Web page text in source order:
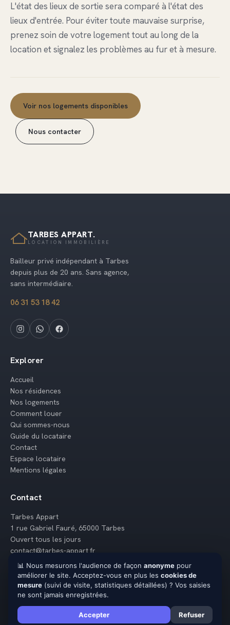
L'état des lieux de sortie sera comparé à l'état des
lieux d'entrée. Pour éviter toute mauvaise surprise,
prenez soin de votre logement tout au long de la
location et signalez les problèmes au fur et à mesure.
Voir nos logements disponibles
Nous contacter
TARBES APPART.
LOCATION IMMOBILIÈRE
Bailleur privé indépendant à Tarbes
depuis plus de 20 ans. Sans agence,
sans intermédiaire.
06 31 53 18 42
Explorer
Accueil
Nos résidences
Nos logements
Comment louer
Qui sommes-nous
Guide du locataire
Contact
Espace locataire
Mentions légales
Contact
Tarbes Appart
1 rue Gabriel Fauré, 65000 Tarbes
Ouvert tous les jours
contact@tarbes-appart.fr
06 31 53 18 42
© 2026 Tarbes Appart — Tous droits réservés · Propulsé parLosio
📊 Nous mesurons l'audience de façon anonyme pour
améliorer le site. Acceptez-vous en plus les cookies de
mesure (suivi de visite, statistiques détaillées) ? Vos saisies
ne sont jamais enregistrées.
Accepter Refuser